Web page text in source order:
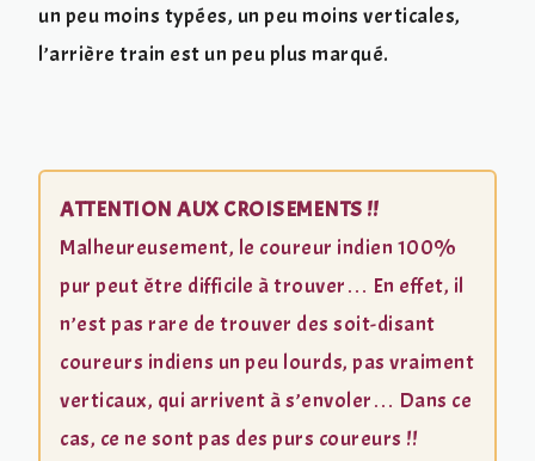
un peu moins typées, un peu moins verticales,
l’arrière train est un peu plus marqué.
ATTENTION AUX CROISEMENTS !!
Malheureusement, le coureur indien 100%
pur peut être difficile à trouver… En effet, il
n’est pas rare de trouver des soit-disant
coureurs indiens un peu lourds, pas vraiment
verticaux, qui arrivent à s’envoler… Dans ce
cas, ce ne sont pas des purs coureurs !!